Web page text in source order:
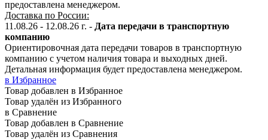
предоставлена менеджером.
Доставка по России:
11.08.26 - 12.08.26 г. - Дата передачи в транспортную
компанию
Ориентировочная дата передачи товаров в транспортную
компанию с учетом наличия товара и выходных дней.
Детальная информация будет предоставлена менеджером.
в Избранное
Товар добавлен в Избранное
Товар удалён из Избранного
в Сравнение
Товар добавлен в Сравнение
Товар удалён из Сравнения